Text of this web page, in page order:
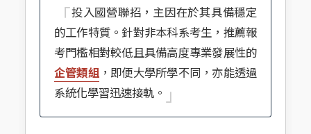
「投入國營聯招，主因在於其具備穩定
的工作特質。針對非本科系考生，推薦報
考門檻相對較低且具備高度專業發展性的
企管類組，即便大學所學不同，亦能透過
系統化學習迅速接軌。 」